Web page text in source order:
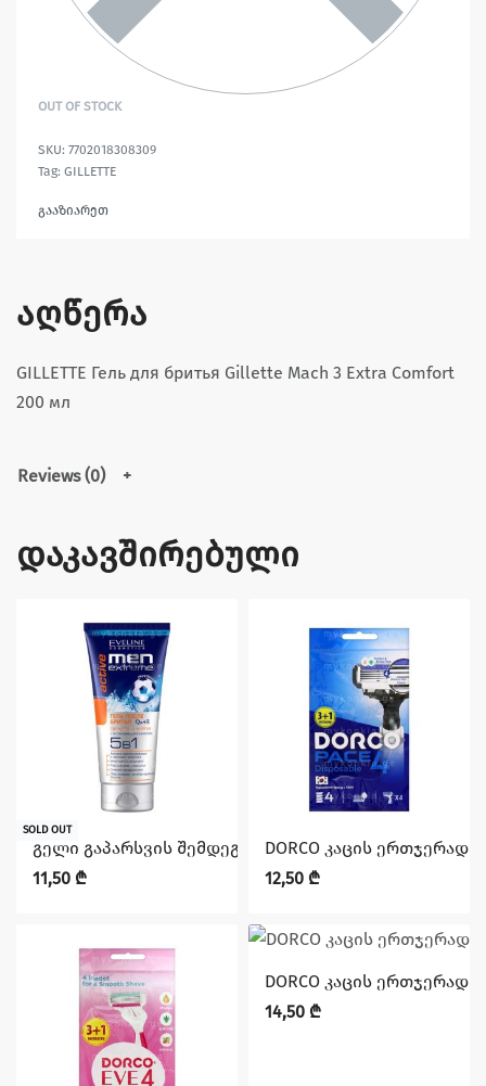
OUT OF STOCK
7702018308309
Tag: GILLETTE
გააზიარეთ
აღწერა
GILLETTE Гель для бритья Gillette Mach 3 Extra Comfort
200 мл
Reviews (0)
დაკავშირებული
SOLD OUT
გელი გაპარსვის შემდეგ ქუ10+რ 5/1ში მენ ექსტრიმ
11,50 ₾
DORCO კაცის ერთჯერადი
12,50 ₾
DORCO კაცის ერთჯერადი
14,50 ₾